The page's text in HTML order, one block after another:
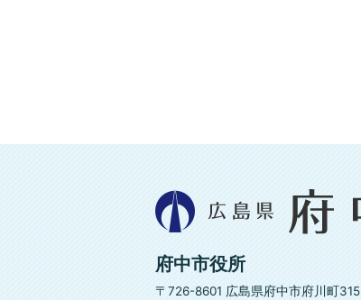
広
島
県
中
府中市役所
〒726-8601 広島県府中市府川町315